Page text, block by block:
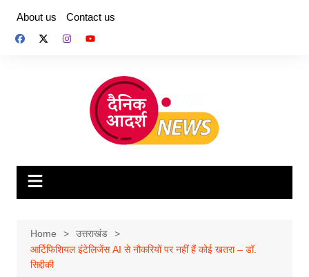
content
About us Contact us
Home
उत्तराखंड
आर्टिफिशियल इंटेलिजेंस AI से नौकरियों पर नहीं हैं कोई खतरा – डॉ.
सिद्दीकी